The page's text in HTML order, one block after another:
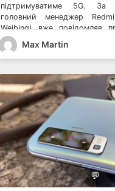
підтримуватиме 5G. За
головний менеджер
Weibing) вже повідомляв
якщо звіт відповідає
середині листопада ці […]
Max Martin
💬